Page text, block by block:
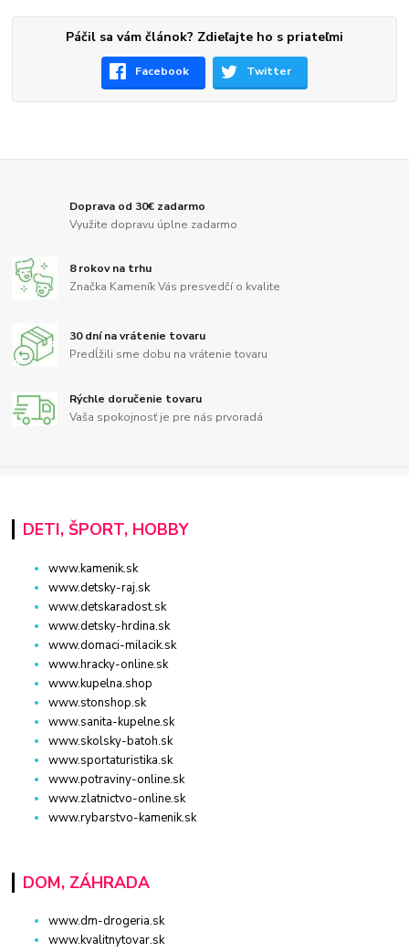
Páčil sa vám článok? Zdieľajte ho s priateľmi
Facebook Twitter
Doprava od 30€ zadarmo
Využite dopravu úplne zadarmo
8 rokov na trhu
Značka Kameník Vás presvedčí o kvalite
30 dní na vrátenie tovaru
Predĺžili sme dobu na vrátenie tovaru
Rýchle doručenie tovaru
Vaša spokojnosť je pre nás prvoradá
DETI, ŠPORT, HOBBY
www.kamenik.sk
www.detsky-raj.sk
www.detskaradost.sk
www.detsky-hrdina.sk
www.domaci-milacik.sk
www.hracky-online.sk
www.kupelna.shop
www.stonshop.sk
www.sanita-kupelne.sk
www.skolsky-batoh.sk
www.sportaturistika.sk
www.potraviny-online.sk
www.zlatnictvo-online.sk
www.rybarstvo-kamenik.sk
DOM, ZÁHRADA
www.dm-drogeria.sk
www.kvalitnytovar.sk